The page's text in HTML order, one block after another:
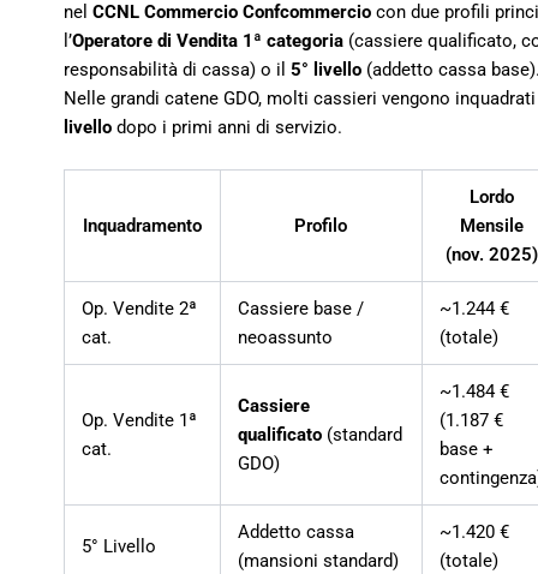
nel CCNL Commercio Confcommerciocon due profili
l’Operatore di Vendita 1ª categoria(cassiere qualificato,
responsabilità di cassa) o il 5° livello(addetto cassa
Nelle grandi catene GDO, molti cassieri vengono
livellodopo i primi anni di servizio.
Inquadramento Profilo
Lordo
Mensile
(nov. 2025)
Op. Vendite 2ª
cat.
Cassiere base /
neoassunto
~1.244 €
(totale)
Op. Vendite 1ª
cat.
Cassiere
qualificato (standard
GDO)
~1.484 €
(1.187 €
base +
5° Livello
Addetto cassa
(mansioni standard)
~1.420 €
(totale)